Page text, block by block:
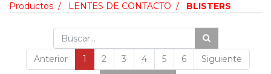
Productos LENTES DE CONTACTO BLISTERS
Anterior 1 2 3 4 5 6
Siguiente